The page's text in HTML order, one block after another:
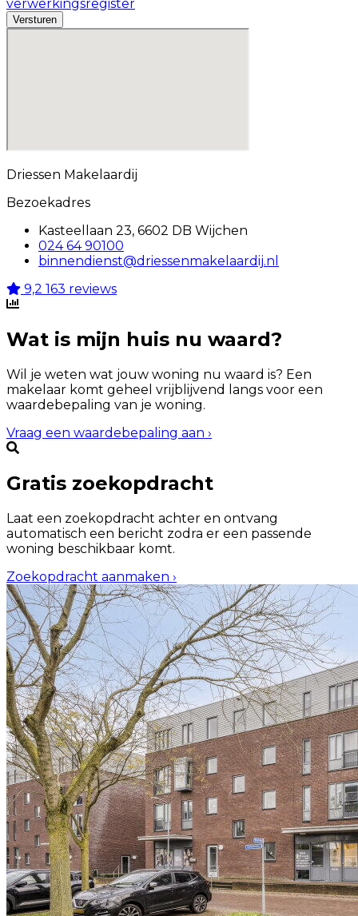
verwerkingsregister
Versturen
Driessen Makelaardij
Bezoekadres
Kasteellaan 23, 6602 DB Wijchen
024 64 90100
binnendienst@driessenmakelaardij.nl
9,2 163 reviews
Wat is mijn huis nu waard?
Wil je weten wat jouw woning nu waard is? Een
makelaar komt geheel vrijblijvend langs voor een
waardebepaling van je woning.
Vraag een waardebepaling aan ›
Gratis zoekopdracht
Laat een zoekopdracht achter en ontvang
automatisch een bericht zodra er een passende
woning beschikbaar komt.
Zoekopdracht aanmaken ›